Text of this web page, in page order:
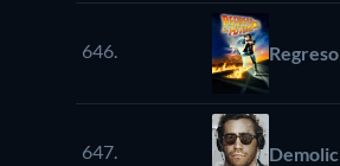
646.
647.